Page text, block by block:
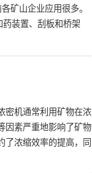
矿山企业应用很多。
装置、刮板和桥架
密机通常利用矿物在浓
因素严重地影响了矿物
了浓缩效率的提高，同